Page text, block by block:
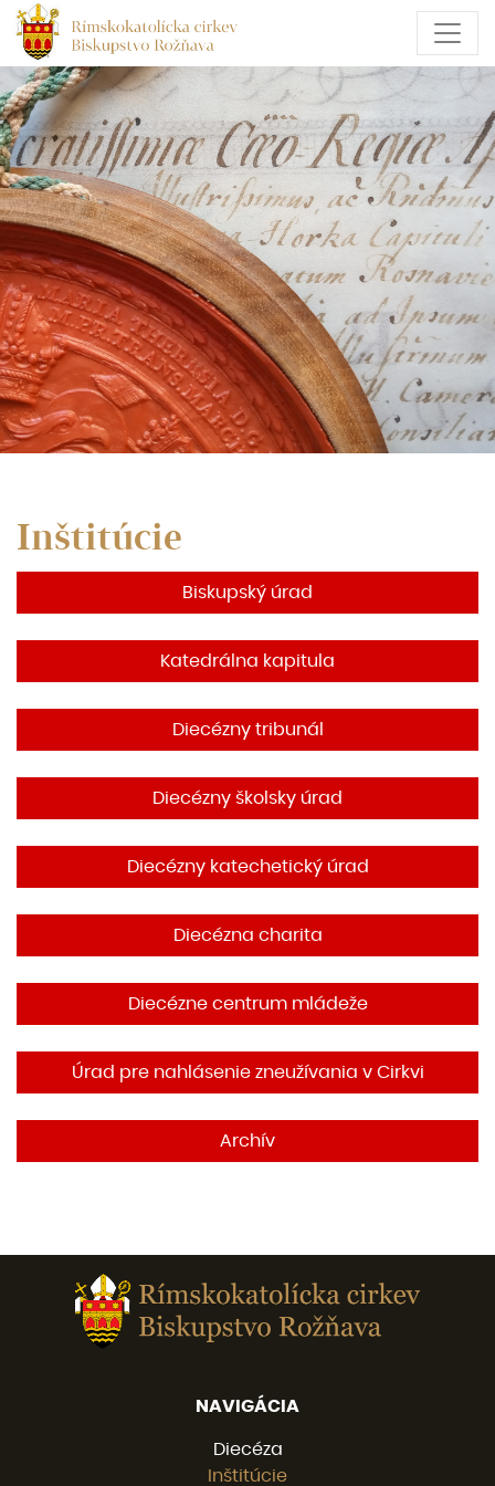
Inštitúcie
Biskupský úrad
Katedrálna kapitula
Diecézny tribunál
Diecézny školsky úrad
Diecézny katechetický úrad
Diecézna charita
Diecézne centrum mládeže
Úrad pre nahlásenie zneužívania v Cirkvi
Archív
NAVIGÁCIA
Diecéza
Inštitúcie